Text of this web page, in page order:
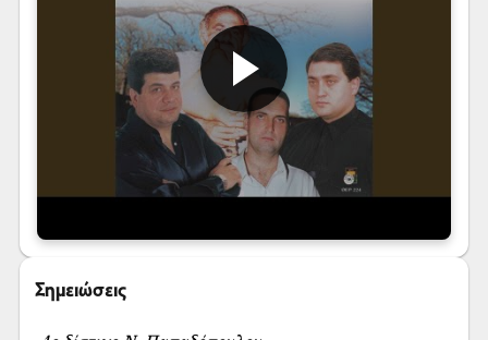
Σημειώσεις